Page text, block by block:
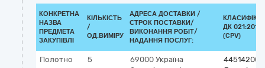
КОНКРЕТНА
НАЗВА
ПРЕДМЕТА
ЗАКУПІВЛІ
КІЛЬКІСТЬ
/
ОД.ВИМІРУ
АДРЕСА ДОСТАВКИ /
СТРОК ПОСТАВКИ/
ВИКОНАННЯ РОБІТ/
НАДАННЯ ПОСЛУГ:
ДК 021:2015
(CPV)
Полотно
5
69000 Україна
44514200-